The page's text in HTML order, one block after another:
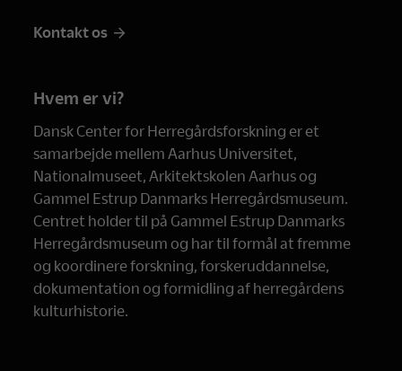
Kontakt os
Hvem er vi?
Dansk Center for Herregårdsforskning er et
samarbejde mellem Aarhus Universitet,
Nationalmuseet, Arkitektskolen Aarhus og
Gammel Estrup Danmarks Herregårdsmuseum.
Centret holder til på Gammel Estrup Danmarks
Herregårdsmuseum og har til formål at fremme
og koordinere forskning, forskeruddannelse,
dokumentation og formidling af herregårdens
kulturhistorie.